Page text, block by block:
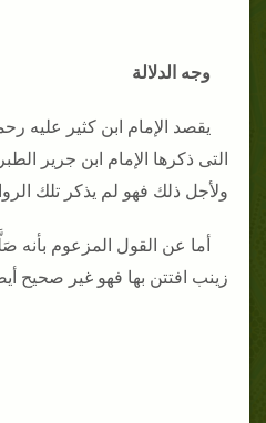
وجه الدلالة
يقصد الإمام ابن كثير عليه
التى ذكرها الإمام ابن جرير
ولأجل ذلك فهو لم يذكر تلك
أما عن القول المزعوم بأنه
زينب افتتن بها فهو غير صحيح